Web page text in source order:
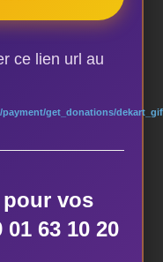
ce lien url au
get_donations/
vos
63 10 20